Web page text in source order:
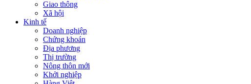
Giao thông
Xã hội
Kinh tế
Doanh nghiệp
Chứng khoán
Địa phương
Thị trường
Nông thôn mới
Khởi nghiệp